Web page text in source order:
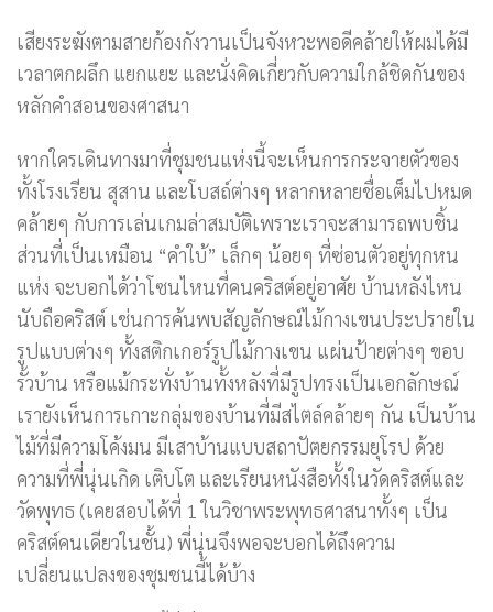
เสียงระฆังตามสายก้องกังวานเป็นจังหวะพอดีคล้ายให้ผมได้มี
เวลาตกผลึก แยกแยะ และนั่งคิดเกี่ยวกับความใกล้ชิดกันของ
หลักคำสอนของศาสนา
หากใครเดินทางมาที่ชุมชนแห่งนี้จะเห็นการกระจายตัวของ
ทั้งโรงเรียน สุสาน และโบสถ์ต่างๆ หลากหลายชื่อเต็มไปหมด
คล้ายๆ กับการเล่นเกมล่าสมบัติเพราะเราจะสามารถพบชิ้น
ส่วนที่เป็นเหมือน “คําใบ้” เล็กๆ น้อยๆ ที่ซ่อนตัวอยู่ทุกหน
แห่ง จะบอกได้ว่าโซนไหนที่คนคริสต์อยู่อาศัย บ้านหลังไหน
นับถือคริสต์ เช่นการค้นพบสัญลักษณ์ไม้กางเขนประปรายใน
รูปแบบต่างๆ ทั้งสติกเกอร์รูปไม้กางเขน แผ่นป้ายต่างๆ ขอบ
รั้วบ้าน หรือแม้กระทั่งบ้านทั้งหลังที่มีรูปทรงเป็นเอกลักษณ์
เรายังเห็นการเกาะกลุ่มของบ้านที่มีสไตล์คล้ายๆ กัน เป็นบ้าน
ไม้ที่มีความโค้งมน มีเสาบ้านแบบสถาปัตยกรรมยุโรป ด้วย
ความที่พี่นุ่นเกิด เติบโต และเรียนหนังสือทั้งในวัดคริสต์และ
วัดพุทธ (เคยสอบได้ที่ 1 ในวิชาพระพุทธศาสนาทั้งๆ เป็น
คริสต์คนเดียวในชั้น) พี่นุ่นจึงพอจะบอกได้ถึงความ
เปลี่ยนแปลงของชุมชนนี้ได้บ้าง